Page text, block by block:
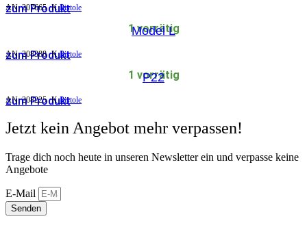
zum Produkt
AN:207665 K Pistole
1 vorrätig
Model L
zum Produkt
AN:208388 K Pistole
1 vorrätig
P22
zum Produkt
AN:208225 K Pistole
Jetzt kein Angebot mehr verpassen!
Trage dich noch heute in unseren Newsletter ein und verpasse keine
Angebote
E-Mail
Senden